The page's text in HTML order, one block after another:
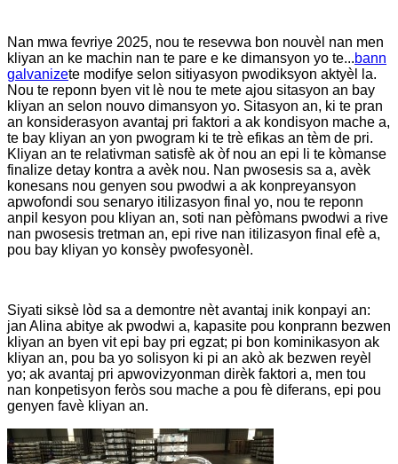
Nan mwa fevriye 2025, nou te resevwa bon nouvèl nan men
kliyan an ke machin nan te pare e ke dimansyon yo te...bann
galvanizete modifye selon sitiyasyon pwodiksyon aktyèl la.
Nou te reponn byen vit lè nou te mete ajou sitasyon an bay
kliyan an selon nouvo dimansyon yo. Sitasyon an, ki te pran
an konsiderasyon avantaj pri faktori a ak kondisyon mache a,
te bay kliyan an yon pwogram ki te trè efikas an tèm de pri.
Kliyan an te relativman satisfè ak òf nou an epi li te kòmanse
finalize detay kontra a avèk nou. Nan pwosesis sa a, avèk
konesans nou genyen sou pwodwi a ak konpreyansyon
apwofondi sou senaryo itilizasyon final yo, nou te reponn
anpil kesyon pou kliyan an, soti nan pèfòmans pwodwi a rive
nan pwosesis tretman an, epi rive nan itilizasyon final efè a,
pou bay kliyan yo konsèy pwofesyonèl.
Siyati siksè lòd sa a demontre nèt avantaj inik konpayi an:
jan Alina abitye ak pwodwi a, kapasite pou konprann bezwen
kliyan an byen vit epi bay pri egzat; pi bon kominikasyon ak
kliyan an, pou ba yo solisyon ki pi an akò ak bezwen reyèl
yo; ak avantaj pri apwovizyonman dirèk faktori a, men tou
nan konpetisyon feròs sou mache a pou fè diferans, epi pou
genyen favè kliyan an.